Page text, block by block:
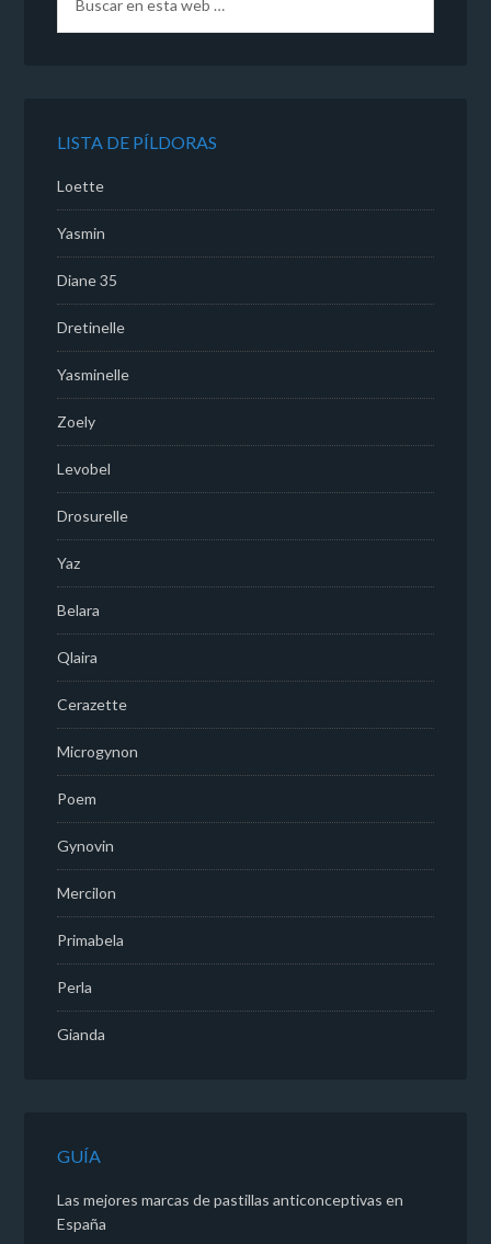
LISTA DE PÍLDORAS
Loette
Yasmin
Diane 35
Dretinelle
Yasminelle
Zoely
Levobel
Drosurelle
Yaz
Belara
Qlaira
Cerazette
Microgynon
Poem
Gynovin
Mercilon
Primabela
Perla
Gianda
GUÍA
Las mejores marcas de pastillas anticonceptivas en
España​